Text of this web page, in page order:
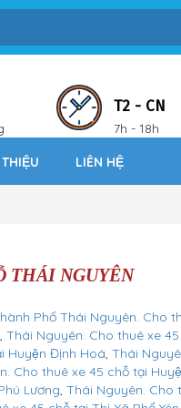
T2 - CN
7h - 18h
LIÊN HỆ
THÁI NGUYÊN
Phố Thái Nguyên. Cho
, Thái Nguyên. Cho thuê xe
Huyện Định Hoá, Thái
Cho thuê xe 45 chỗ tại
Lương, Thái Nguyên. Cho